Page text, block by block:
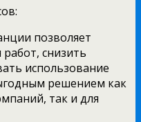
позволяет
снизить
использование
решением как
так и для